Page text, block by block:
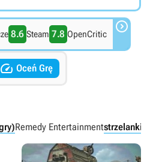
8.6 Steam 7.8 OpenCritic 
 Oceń Grę
Remedy Entertainmentstrzelanki